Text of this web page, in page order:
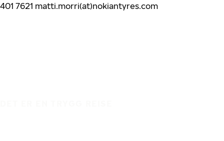
401 7621 matti.morri(at)nokiantyres.com